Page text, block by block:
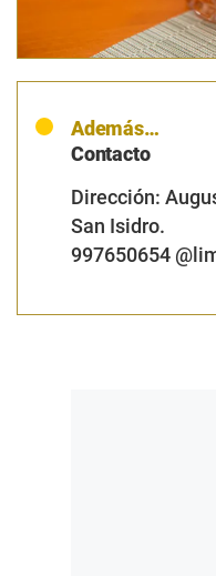
Además…
Contacto
Dirección:
San Isidro.
997650654